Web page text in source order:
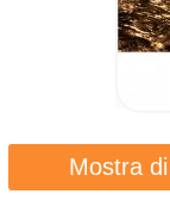
Mostra